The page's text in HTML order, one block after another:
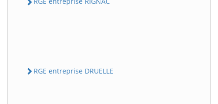
RGE entreprise DRUELLE